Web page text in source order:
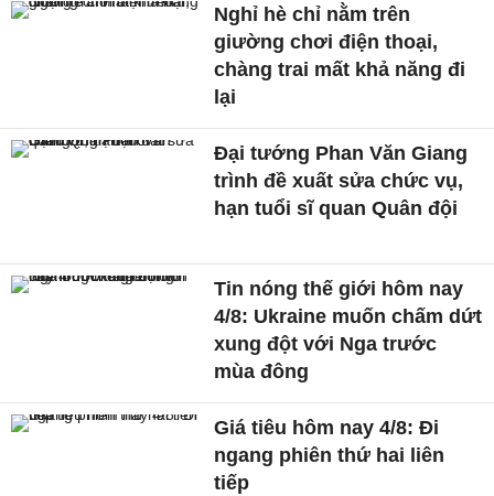
Nghỉ hè chỉ nằm trên
giường chơi điện thoại,
chàng trai mất khả năng đi
lại
Đại tướng Phan Văn Giang
trình đề xuất sửa chức vụ,
hạn tuổi sĩ quan Quân đội
Tin nóng thế giới hôm nay
4/8: Ukraine muốn chấm dứt
xung đột với Nga trước
mùa đông
Giá tiêu hôm nay 4/8: Đi
ngang phiên thứ hai liên
tiếp